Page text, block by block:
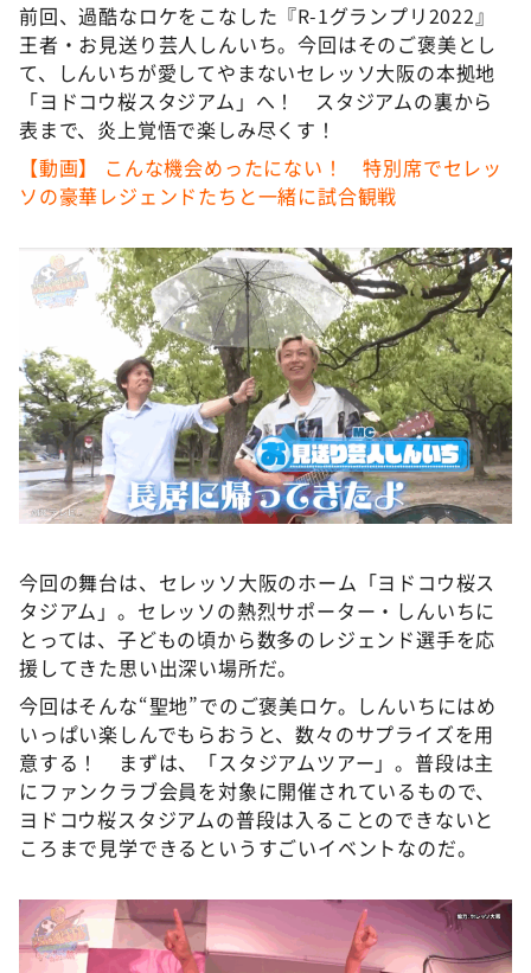
ＬＩＦＥ～夢のカタチ～
新婚さんいらっしゃい！
ポツンと一軒家
ザキ山小屋本館
ぺこぱのまるスポ
前回、過酷なロケをこなした『R-1グランプリ2022』
王者・お見送り芸人しんいち。今回はそのご褒美とし
て、しんいちが愛してやまないセレッソ大阪の本拠地
「ヨドコウ桜スタジアム」へ！ スタジアムの裏から
表まで、炎上覚悟で楽しみ尽くす！
【動画】 こんな機会めったにない！ 特別席でセレッ
ソの豪華レジェンドたちと一緒に試合観戦
今回の舞台は、セレッソ大阪のホーム「ヨドコウ桜ス
タジアム」。セレッソの熱烈サポーター・しんいちに
とっては、子どもの頃から数多のレジェンド選手を応
援してきた思い出深い場所だ。
今回はそんな“聖地”でのご褒美ロケ。しんいちにはめ
いっぱい楽しんでもらおうと、数々のサプライズを用
意する！ まずは、「スタジアムツアー」。普段は主
にファンクラブ会員を対象に開催されているもので、
ヨドコウ桜スタジアムの普段は入ることのできないと
ころまで見学できるというすごいイベントなのだ。